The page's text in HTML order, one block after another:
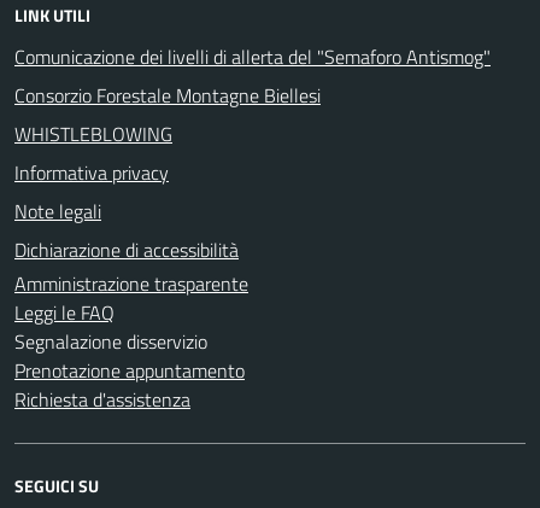
LINK UTILI
Comunicazione dei livelli di allerta del "Semaforo Antismog"
Consorzio Forestale Montagne Biellesi
WHISTLEBLOWING
Informativa privacy
Note legali
Dichiarazione di accessibilità
Amministrazione trasparente
Leggi le FAQ
Segnalazione disservizio
Prenotazione appuntamento
Richiesta d'assistenza
SEGUICI SU